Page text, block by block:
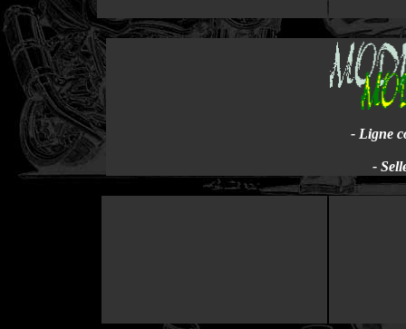
- Ligne
-